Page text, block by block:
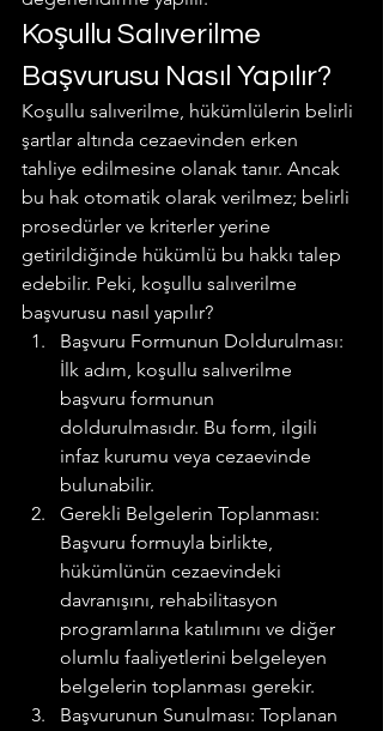
Koşullu Salıverilme
Başvurusu Nasıl Yapılır?
Koşullu salıverilme, hükümlülerin belirli
şartlar altında cezaevinden erken
tahliye edilmesine olanak tanır. Ancak
bu hak otomatik olarak verilmez; belirli
prosedürler ve kriterler yerine
getirildiğinde hükümlü bu hakkı talep
edebilir. Peki, koşullu salıverilme
başvurusu nasıl yapılır?
Başvuru Formunun Doldurulması:
İlk adım, koşullu salıverilme
başvuru formunun
doldurulmasıdır. Bu form, ilgili
infaz kurumu veya cezaevinde
bulunabilir.
Gerekli Belgelerin Toplanması:
Başvuru formuyla birlikte,
hükümlünün cezaevindeki
davranışını, rehabilitasyon
programlarına katılımını ve diğer
olumlu faaliyetlerini belgeleyen
belgelerin toplanması gerekir.
Başvurunun Sunulması: Toplanan